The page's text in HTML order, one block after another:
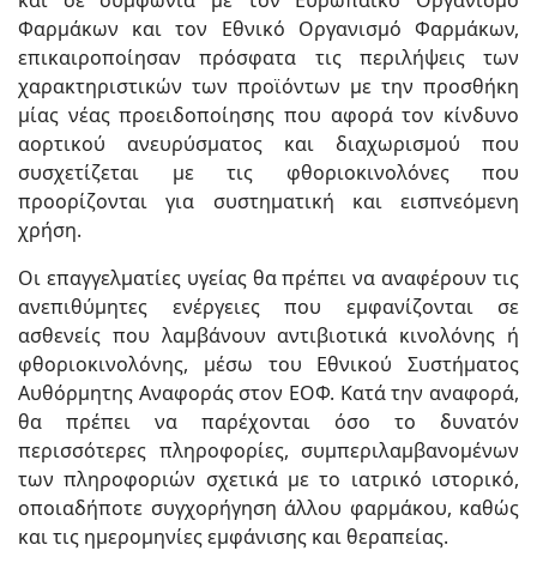
Φαρμάκων και τον Εθνικό Οργανισμό Φαρμάκων,
επικαιροποίησαν πρόσφατα τις περιλήψεις των
χαρακτηριστικών των προϊόντων με την προσθήκη
μίας νέας προειδοποίησης που αφορά τον κίνδυνο
αορτικού ανευρύσματος και διαχωρισμού που
συσχετίζεται με τις φθοριοκινολόνες που
προορίζονται για συστηματική και εισπνεόμενη
χρήση.
Οι επαγγελματίες υγείας θα πρέπει να αναφέρουν τις
ανεπιθύμητες ενέργειες που εμφανίζονται σε
ασθενείς που λαμβάνουν αντιβιοτικά κινολόνης ή
φθοριοκινολόνης, μέσω του Εθνικού Συστήματος
Αυθόρμητης Αναφοράς στον ΕΟΦ. Κατά την αναφορά,
θα πρέπει να παρέχονται όσο το δυνατόν
περισσότερες πληροφορίες, συμπεριλαμβανομένων
των πληροφοριών σχετικά με το ιατρικό ιστορικό,
οποιαδήποτε συγχορήγηση άλλου φαρμάκου, καθώς
και τις ημερομηνίες εμφάνισης και θεραπείας.